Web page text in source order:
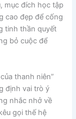
mục đích học tập
cao đẹp để cống
tinh thần quyết
bỏ cuộc để
thanh niên”
định vai trò ý
nhắc nhở về
gọi thế hệ